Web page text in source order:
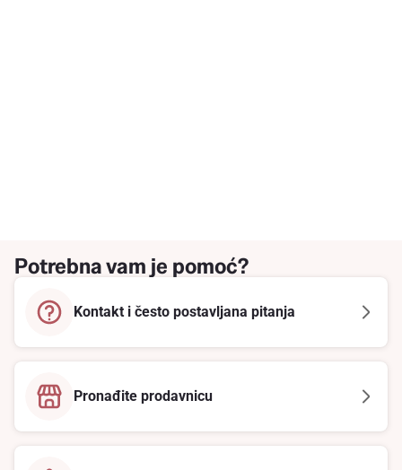
Potrebna vam je pomoć?
Kontakt i često postavljana pitanja
Pronađite prodavnicu